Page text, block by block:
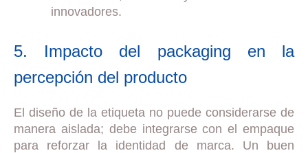
innovadores.
5. Impacto del packaging en la
percepción del producto
El diseño de la etiqueta no puede considerarse de
manera aislada; debe integrarse con el empaque
para reforzar la identidad de marca. Un buen